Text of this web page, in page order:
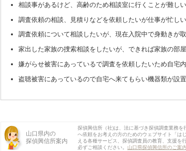
相談事があるけど、高齢のため相談室に行くことが難しい
調査依頼の相談、見積りなどを依頼したいが仕事が忙し
調査依頼について相談したいが、現在入院中で身動きが
家出した家族の捜索相談をしたいが、できれば家族の部
嫌がらせ被害にあっているで調査を依頼したいため自宅
盗聴被害にあっているので自宅へ来てもらい機器類が設
山口県内の
探偵興信所案内
探偵興信所（社)は、法に基づき探偵調査業務
へ依頼をお考えの方のためのウェブサイト「は
える各種サービス、探偵調査員の教育、支援を
必ずご相談ください。 山口県探偵興信所のご案内